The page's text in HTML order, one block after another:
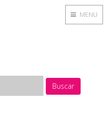
Buscar
MENU